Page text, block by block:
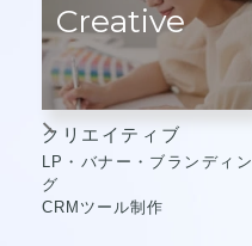
Creative
クリエイティブ
LP・バナー・ブランディン
グ
CRMツール制作